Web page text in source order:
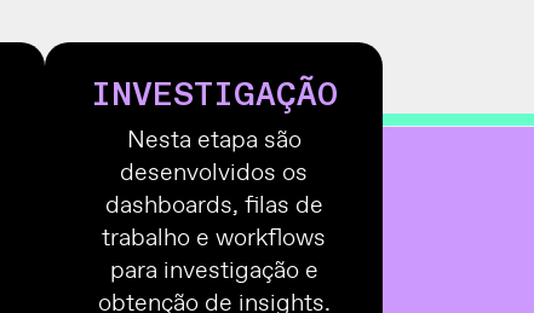
INVESTIGAÇÃO
Nesta etapa são
desenvolvidos os
dashboards, filas de
trabalho e workflows
para investigação e
obtenção de insights.